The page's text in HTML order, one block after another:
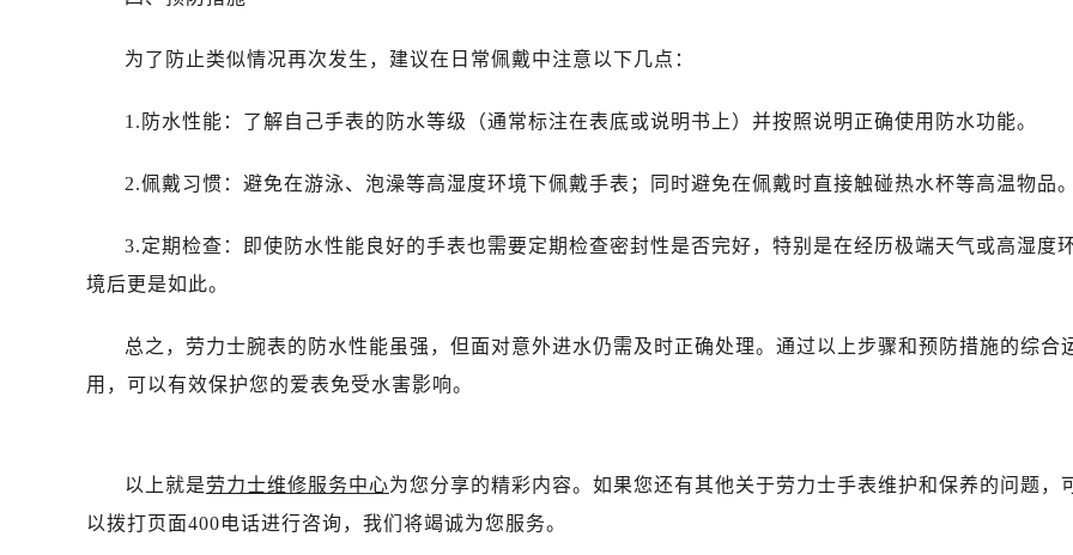
黑龙江省七台河市桃山区大同街劳力士售后服务中心（需提前预约）
黑龙江省绥化市北林区新华街与康庄路交叉口劳力士售后服务中心（需提前预约）
吉林省白城市洮北区明仁南街劳力士售后服务中心（需提前预约）
吉林省辽源市龙山区人民大街劳力士售后服务中心（需提前预约）
吉林省梅河口市新华街道梅河大街劳力士售后服务中心（需提前预约）
吉林省通化市东昌区环通乡江南大街劳力士售后服务中心（需提前预约）
为了防止类似情况再次发生，建议在日常佩戴中注意以下几点：
1.防水性能：了解自己手表的防水等级（通常标注在表底或说明书上）并按照说明正确使用防水功能。
2.佩戴习惯：避免在游泳、泡澡等高湿度环境下佩戴手表；同时避免在佩戴时直接触碰热水杯等高温物品。
3.定期检查：即使防水性能良好的手表也需要定期检查密封性是否完好，特别是在经历极端天气或高湿度
境后更是如此。
总之，劳力士腕表的防水性能虽强，但面对意外进水仍需及时正确处理。通过以上步骤和预防措施的综合
用，可以有效保护您的爱表免受水害影响。
以上就是劳力士维修服务中心为您分享的精彩内容。如果您还有其他关于劳力士手表维护和保养的问题，
以拨打页面400电话进行咨询，我们将竭诚为您服务。